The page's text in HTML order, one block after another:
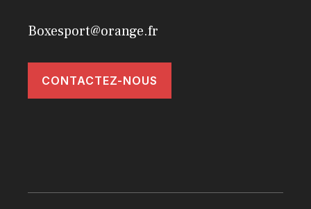
Boxesport@orange.fr
CONTACTEZ-NOUS